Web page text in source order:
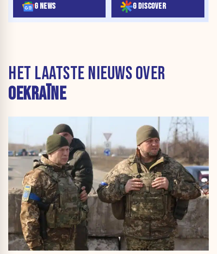
G NEWS G DISCOVER
HET LAATSTE NIEUWS OVER
OEKRAÏNE